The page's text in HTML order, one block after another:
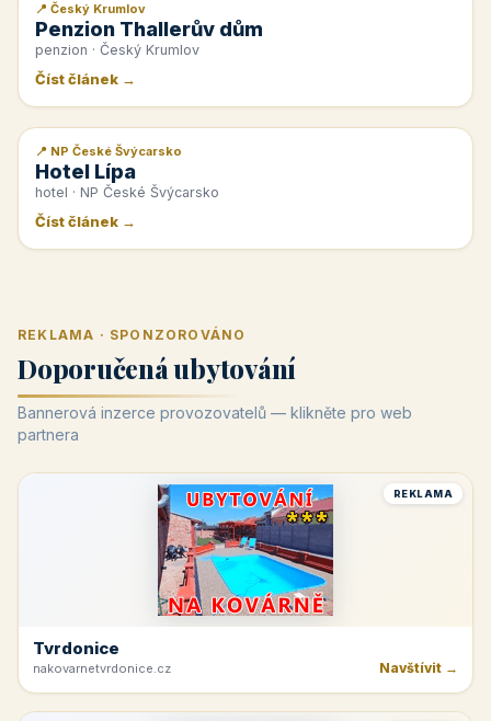
📰 PR článek
📍 Český Krumlov
Penzion Thallerův dům
penzion · Český Krumlov
Číst článek →
📰 PR článek
📍 NP České Švýcarsko
Hotel Lípa
hotel · NP České Švýcarsko
Číst článek →
REKLAMA · SPONZOROVÁNO
Doporučená ubytování
Bannerová inzerce provozovatelů — klikněte pro web
partnera
REKLAMA
Tvrdonice
nakovarnetvrdonice.cz Navštívit →